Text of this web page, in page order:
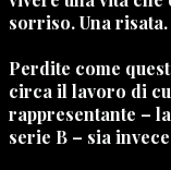
sorriso. Una
Perdite come
circa il lavoro di
rappresentante –
serie B – sia